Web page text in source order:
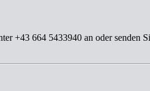
+43 664 5433940 an oder senden